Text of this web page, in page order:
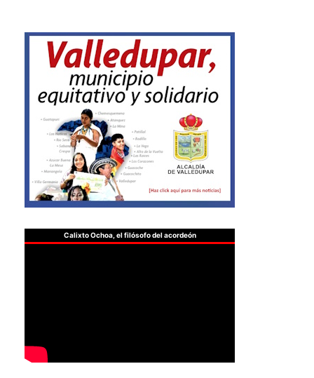
Calixto Ochoa, el filósofo del acordeón